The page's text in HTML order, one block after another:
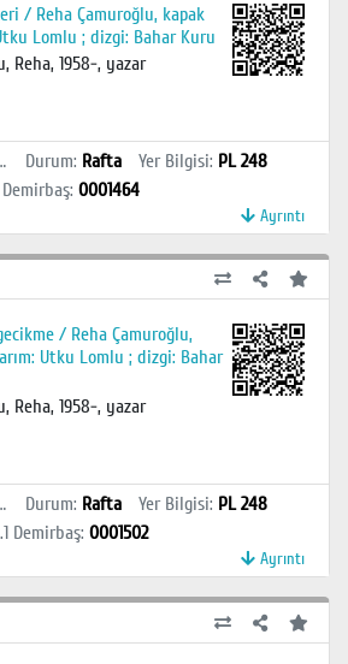
/ Reha Çamuroğlu, kapak
Lomlu ; dizgi: Bahar Kuru
Reha, 1958-, yazar
MYO Kütüphanesi Durum: Rafta Yer Bilgisi: PL 248
Demirbaş: 0001464
Ayrıntı
/ Reha Çamuroğlu,
Utku Lomlu ; dizgi: Bahar
Reha, 1958-, yazar
MYO Kütüphanesi Durum: Rafta Yer Bilgisi: PL 248
Demirbaş: 0001502
Ayrıntı